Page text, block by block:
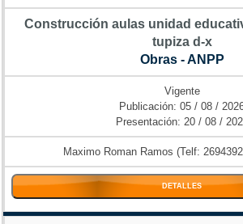
Construcción aulas unidad
tupiza d-x
Obras - ANPP
Vigente
Publicación: 05 / 08 /
Presentación: 20 / 08 /
Maximo Roman Ramos (Telf:
DETALLES